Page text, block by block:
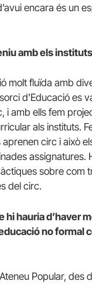
encara és un
amb els
molt fluïda amb
d’Educació es
i amb ells fem
als instituts.
aprenen circ i això
assignatures.
sobre com
del circ.
hi hauria d’haver
no formal
Popular, des